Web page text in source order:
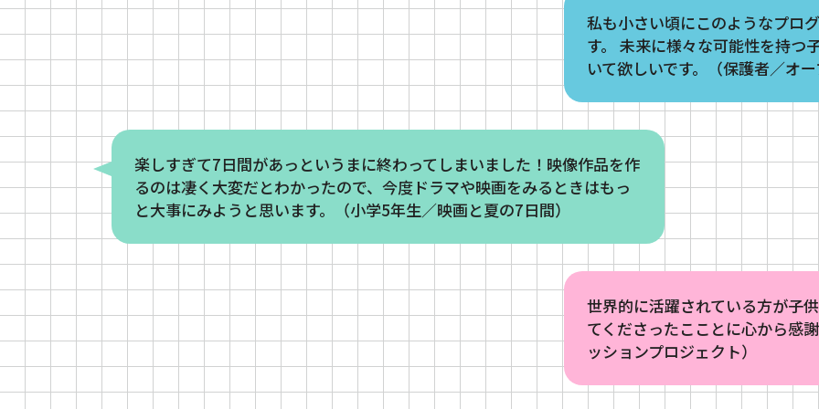
私も小さい頃にこのようなプロ
す。 未来に様々な可能性を持つ
いて欲しいです。（保護者／オ
楽しすぎて7日間があっというまに終わってしまいました！映像作品を作
るのは凄く大変だとわかったので、今度ドラマや映画をみるときはもっ
と大事にみようと思います。（小学5年生／映画と夏の7日間）
世界的に活躍されている方が子
てくださったこことに心から感
ッションプロジェクト）